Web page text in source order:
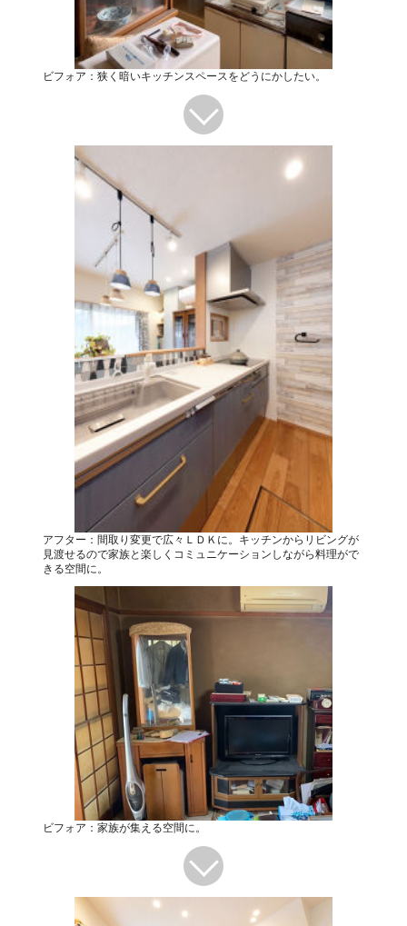
ビフォア：狭く暗いキッチンスペースをどうにかしたい。
アフター：間取り変更で広々ＬＤＫに。キッチンからリビングが
見渡せるので家族と楽しくコミュニケーションしながら料理がで
きる空間に。
ビフォア：家族が集える空間に。